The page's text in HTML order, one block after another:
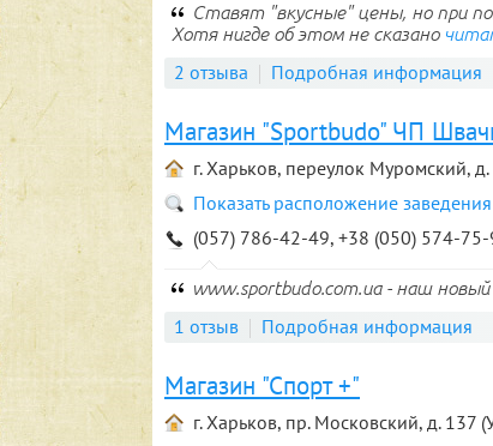
Ставят "вкусные" цены, но при
Хотя нигде об этом не сказано
2 отзыва Подробная информация
Магазин "Sportbudo" ЧП
г. Харьков, переулок Муромский,
Показать расположение
(057) 786-42-49, +38 (050) 574-
www.sportbudo.com.ua - наш
1 отзыв Подробная информация
Магазин "Спорт +"
г. Харьков, пр. Московский, д. 137